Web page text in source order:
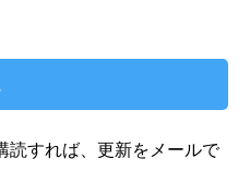
読すれば、更新をメールで